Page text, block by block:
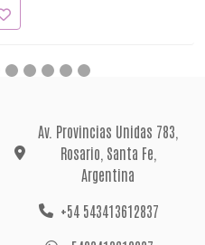
Av. Provincias Unidas 783,
Rosario, Santa Fe,
Argentina
+54 543413612837